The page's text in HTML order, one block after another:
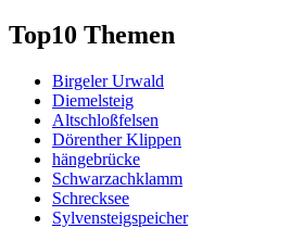
Top10 Themen
Birgeler Urwald
Diemelsteig
Altschloßfelsen
Dörenther Klippen
hängebrücke
Schwarzachklamm
Schrecksee
Sylvensteigspeicher